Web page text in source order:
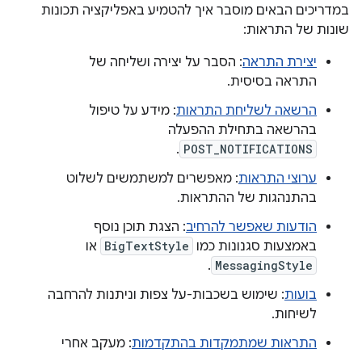
במדריכים הבאים מוסבר איך להטמיע באפליקציה תכונות
שונות של התראות:
יצירת התראה: הסבר על יצירה ושליחה של
התראה בסיסית.
הרשאה לשליחת התראות: מידע על טיפול
בהרשאה בתחילת ההפעלה
POST_NOTIFICATIONS
.
ערוצי התראות: מאפשרים למשתמשים לשלוט
בהתנהגות של ההתראות.
הודעות שאפשר להרחיב: הצגת תוכן נוסף
באמצעות סגנונות כמו BigTextStyle או
MessagingStyle
.
בועות: שימוש בשכבות-על צפות וניתנות להרחבה
לשיחות.
התראות שמתמקדות בהתקדמות: מעקב אחרי